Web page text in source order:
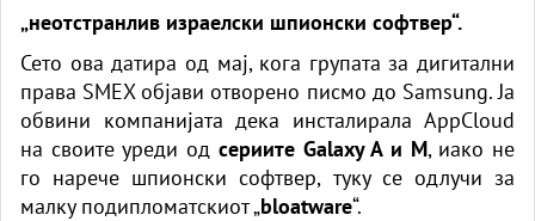
„неотстранлив израелски шпионски софтвер“.
Сето ова датира од мај, кога групата за дигитални
права SMEX објави отворено писмо до Samsung. Ја
обвини компанијата дека инсталирала AppCloud
на своите уреди од сериите Galaxy A и M, иако не
го нарече шпионски софтвер, туку се одлучи за
малку подипломатскиот „bloatware“.